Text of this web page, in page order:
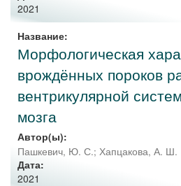
2021
Название:
Морфологическая
врождённых пороков
вентрикулярной
мозга
Автор(ы):
Пашкевич, Ю. С.; Хапцакова, А. Ш.
Дата:
2021